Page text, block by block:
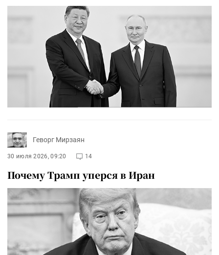
Геворг Мирзаян
30 июля 2026, 09:20 14
Почему Трамп уперся в Иран